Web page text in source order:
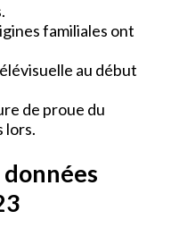
familiales ont
au début
de proue du
lors.
données